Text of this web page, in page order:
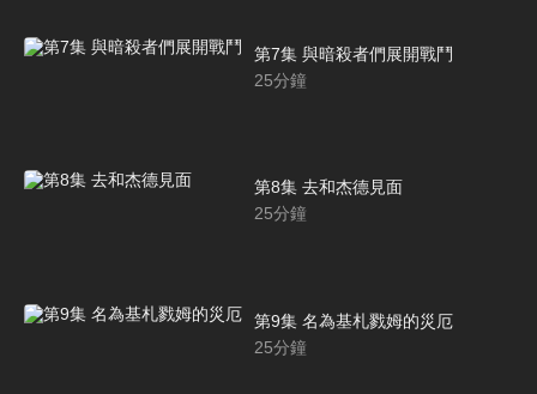
第7集 與暗殺者們展開戰鬥
25分鐘
第8集 去和杰德見面
25分鐘
第9集 名為基札戮姆的災厄
25分鐘